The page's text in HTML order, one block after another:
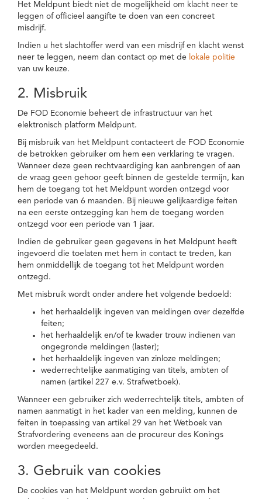
Het Meldpunt biedt niet de mogelijkheid om klacht neer te
leggen of officieel aangifte te doen van een concreet
misdrijf.
Indien u het slachtoffer werd van een misdrijf en klacht wenst
neer te leggen, neem dan contact op met de lokale politie
van uw keuze.
2. Misbruik
De FOD Economie beheert de infrastructuur van het
elektronisch platform Meldpunt.
Bij misbruik van het Meldpunt contacteert de FOD Economie
de betrokken gebruiker om hem een verklaring te vragen.
Wanneer deze geen rechtvaardiging kan aanbrengen of aan
de vraag geen gehoor geeft binnen de gestelde termijn, kan
hem de toegang tot het Meldpunt worden ontzegd voor
een periode van 6 maanden. Bij nieuwe gelijkaardige feiten
na een eerste ontzegging kan hem de toegang worden
ontzegd voor een periode van 1 jaar.
Indien de gebruiker geen gegevens in het Meldpunt heeft
ingevoerd die toelaten met hem in contact te treden, kan
hem onmiddellijk de toegang tot het Meldpunt worden
ontzegd.
Met misbruik wordt onder andere het volgende bedoeld:
het herhaaldelijk ingeven van meldingen over dezelfde
feiten;
het herhaaldelijk en/of te kwader trouw indienen van
ongegronde meldingen (laster);
het herhaaldelijk ingeven van zinloze meldingen;
wederrechtelijke aanmatiging van titels, ambten of
namen (artikel 227 e.v. Strafwetboek).
Wanneer een gebruiker zich wederrechtelijk titels, ambten of
namen aanmatigt in het kader van een melding, kunnen de
feiten in toepassing van artikel 29 van het Wetboek van
Strafvordering eveneens aan de procureur des Konings
worden meegedeeld.
3. Gebruik van cookies
De cookies van het Meldpunt worden gebruikt om het